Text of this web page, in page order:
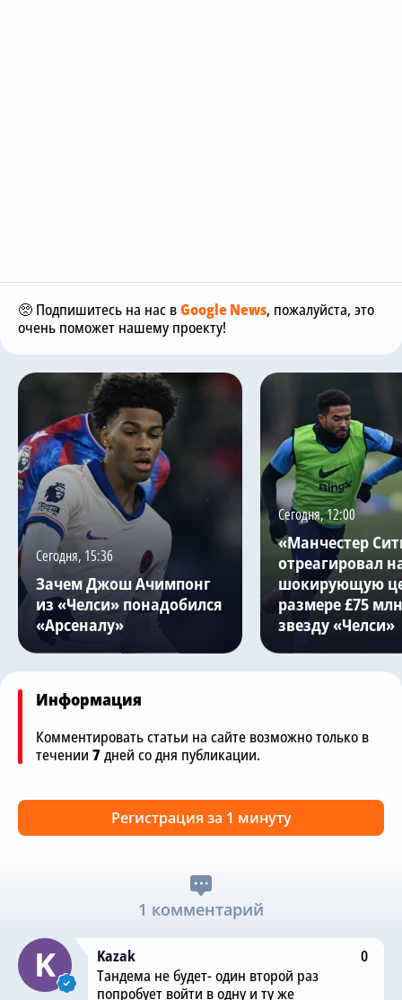
🥺 Подпишитесь на нас вGoogle News, пожалуйста, это
очень поможет нашему проекту!
Сегодня, 15:36
Зачем Джош Ачимпонг
из «Челси» понадобился
«Арсеналу»
Сегодня, 12:00
«Манчестер
отреагировал
шокирующую
размере £75
звезду «Челси»
Информация
Комментировать статьи на сайте возможно только в
течении 7дней со дня публикации.
Регистрация за 1 минуту
1 комментарий
Kazak
0
Тандема не будет- один второй раз
попробует войти в одну и ту же